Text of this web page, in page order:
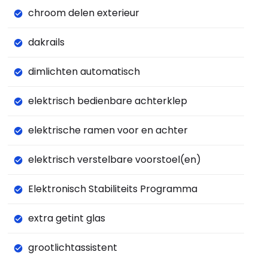
chroom delen exterieur
dakrails
dimlichten automatisch
elektrisch bedienbare achterklep
elektrische ramen voor en achter
elektrisch verstelbare voorstoel(en)
Elektronisch Stabiliteits Programma
extra getint glas
grootlichtassistent